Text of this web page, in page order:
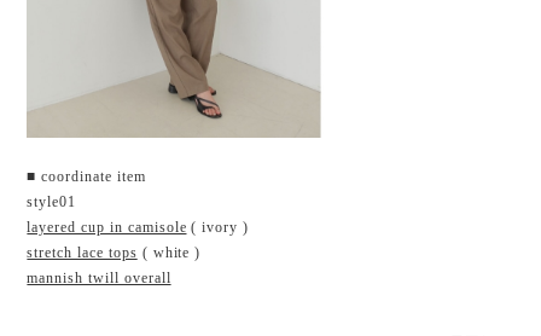
■ coordinate item
style01
layered cup in camisole ( ivory )
stretch lace tops ( white )
mannish twill overall